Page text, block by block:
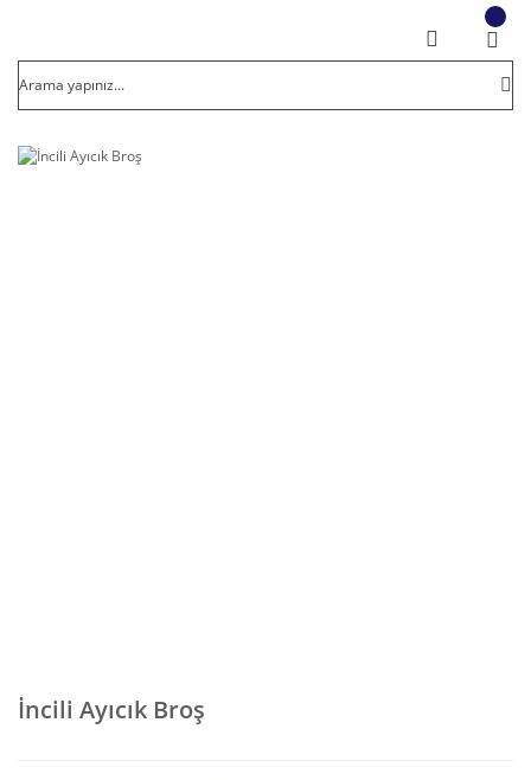
İncili Ayıcık Broş